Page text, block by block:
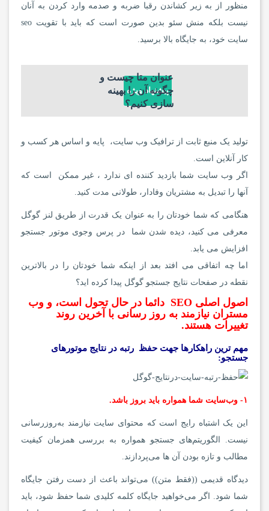
منظور از به زیر کشاندن رقبا ضربه و صدمه وارد کردن به آنان
نیست بلکه منش سئو بدین صورت است که باید با تقویت seo
سایت خود، به جایگاه بالا برسید.
پیشنهاد ویژه
عنوان متا چیست و
چگونه آن را بهینه
سازی کنیم؟
تولید یک منبع ثابت از ترافیک وب سایت، پایه و اساس هر کسب و
کار آنلاین است.
اگر وب سایت شما بازدید کننده ای ندارد ، غیر ممکن است که
آنها را تبدیل به مشتریان وفادار، طولانی مدت کنید.
هنگامی که شما خودتان را به عنوان یک قدرت از طریق لنز گوگل
معرفی می کنید، دیده شدن شما در پرس وجوی موتور جستجو
افزایش می یابد.
اما چه اتفاقی می افتد بعد از اینکه شما خودتان را در بالاترین
نقطه در صفحات نتایج جستجو گوگل پیدا کرده اید؟
اصول اصلی SEO دائما در حال تحول است، و وب
مستران نیازمند به روز رسانی با آخرین روند
تغییرات هستند.
مهم ترین راهکارها جهت حفظ رتبه در نتایج موتورهای
جستجو:
۱- وب‌سایت شما همواره باید بروز باشد.
این یک اشتباه رایج است که محتوای سایت نیازمند به‌روزرسانی
نیست. الگوریتم‌های جستجو همواره به بررسی همزمان کیفیت
مطالب و تازه بودن آن ها می‌پردازند.
دیدگاه قدیمی ((فقط متن)) می‌تواند باعث از دست رفتن جایگاه
شما شود. اگر می‌خواهید جایگاه کلمه کلیدی شما حفظ شود، باید